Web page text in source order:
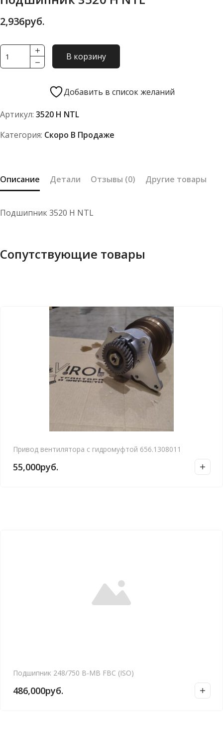
2,936руб.
Количество
товара
NTL
В корзину
Добавить в список желаний
Артикул: 3520 Н NTL
Категория: Скоро В Продаже
Описание Детали Отзывы (0) Другие товары
Подшипник 3520 Н NTL
Сопутствующие товары
Привод вентилятора с гидромуфтой 656.1308011
55,000руб.
Подшипник 248/750 B-MB FBC (ISO)
486,000руб.